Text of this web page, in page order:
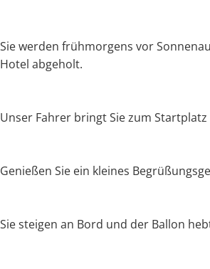
Sie werden frühmorgens vor
Hotel abgeholt.
Unser Fahrer bringt Sie zum Startplatz
Genießen Sie ein kleines
Sie steigen an Bord und der Ballon